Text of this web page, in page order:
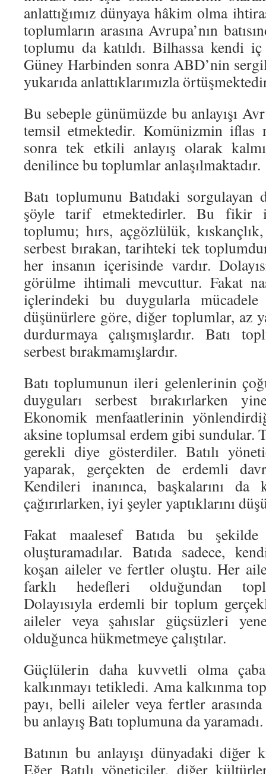
anlattığımız dünyaya hâkim olma
toplumların arasına Avrupa’nın
toplumu da katıldı. Bilhassa kendi
Güney Harbinden sonra ABD’nin
yukarıda anlattıklarımızla
Bu sebeple günümüzde bu anlayışı
temsil etmektedir. Komünizmin iflas
sonra tek etkili anlayış olarak
denilince bu toplumlar anlaşılmaktadır.
Batı toplumunu Batıdaki sorgulayan
şöyle tarif etmektedirler. Bu fikir
toplumu; hırs, açgözlülük,
serbest bırakan, tarihteki tek
her insanın içerisinde vardır.
görülme ihtimali mevcuttur. Fakat
içlerindeki bu duygularla mücadele
düşünürlere göre, diğer toplumlar, az
durdurmaya çalışmışlardır. Batı
serbest bırakmamışlardır.
Batı toplumunun ileri gelenlerinin
duyguları serbest bırakırlarken
Ekonomik menfaatlerinin
aksine toplumsal erdem gibi sundular.
gerekli diye gösterdiler. Batılı
yaparak, gerçekten de erdemli
Kendileri inanınca, başkalarını
çağırırlarken, iyi şeyler yaptıklarını
Fakat maalesef Batıda bu
oluşturamadılar. Batıda sadece,
koşan aileler ve fertler oluştu. Her
farklı hedefleri olduğundan
Dolayısıyla erdemli bir toplum
aileler veya şahıslar güçsüzleri
olduğunca hükmetmeye çalıştılar.
Güçlülerin daha kuvvetli olma
kalkınmayı tetikledi. Ama kalkınma
payı, belli aileler veya fertler arasında
bu anlayış Batı toplumuna da yaramadı.
Batının bu anlayışı dünyadaki diğer
Eğer Batılı yöneticiler, diğer